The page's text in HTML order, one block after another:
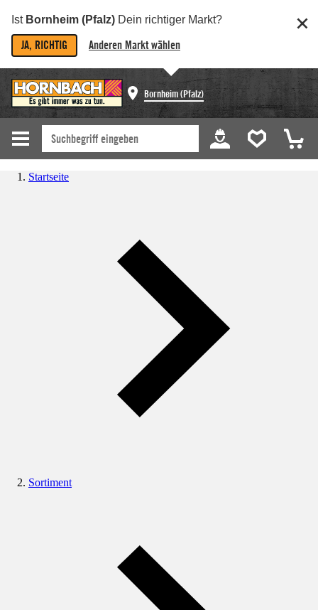
Ist Bornheim (Pfalz) Dein richtiger Markt?
JA, RICHTIG Anderen Markt wählen
Bornheim (Pfalz)
Startseite
Sortiment